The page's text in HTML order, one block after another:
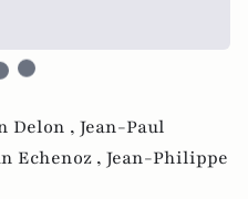
Delon , Jean-Paul
Echenoz , Jean-Philippe